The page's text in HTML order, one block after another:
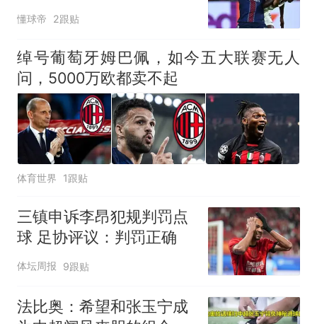
一中锋
懂球帝 2跟贴
绰号葡萄牙姆巴佩，如今五大联赛无人
问，5000万欧都卖不起
体育世界 1跟贴
三镇申诉李昂犯规判罚点
球 足协评议：判罚正确
体坛周报 9跟贴
法比奥：希望和张玉宁成